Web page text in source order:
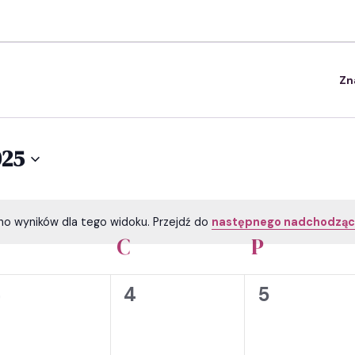
Powiadomienie
wyników dla tego widoku. Przejdź do następnego
CCZWARTEK P
0
4
0
5